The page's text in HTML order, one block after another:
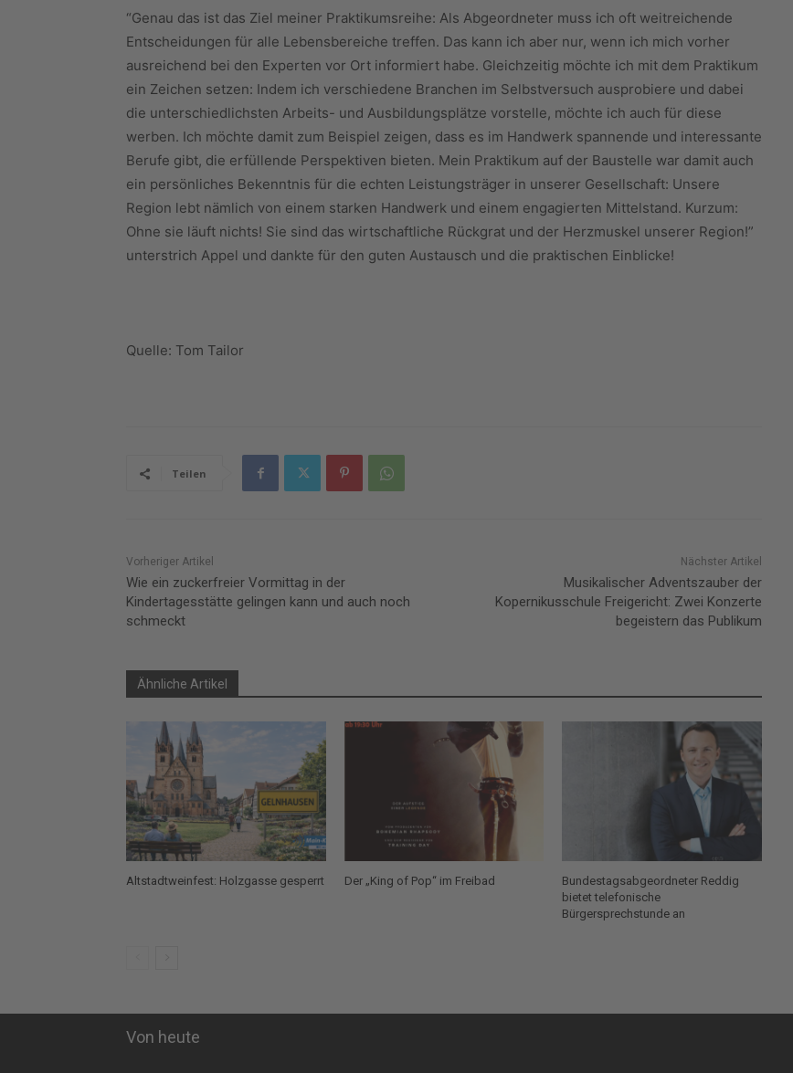
“Genau das ist das Ziel meiner Praktikumsreihe: Als Abgeordneter muss ich oft weitreichende
Entscheidungen für alle Lebensbereiche treffen. Das kann ich aber nur, wenn ich mich vorher
ausreichend bei den Experten vor Ort informiert habe. Gleichzeitig möchte ich mit dem Praktikum
ein Zeichen setzen: Indem ich verschiedene Branchen im Selbstversuch ausprobiere und dabei
die unterschiedlichsten Arbeits- und Ausbildungsplätze vorstelle, möchte ich auch für diese
werben. Ich möchte damit zum Beispiel zeigen, dass es im Handwerk spannende und interessante
Berufe gibt, die erfüllende Perspektiven bieten. Mein Praktikum auf der Baustelle war damit auch
ein persönliches Bekenntnis für die echten Leistungsträger in unserer Gesellschaft: Unsere
Region lebt nämlich von einem starken Handwerk und einem engagierten Mittelstand. Kurzum:
Ohne sie läuft nichts! Sie sind das wirtschaftliche Rückgrat und der Herzmuskel unserer Region!”
unterstrich Appel und dankte für den guten Austausch und die praktischen Einblicke!
Quelle: Tom Tailor
Teilen
Vorheriger Artikel
Wie ein zuckerfreier Vormittag in der
Kindertagesstätte gelingen kann und auch noch
schmeckt
Nächster Artikel
Musikalischer Adventszauber der
Kopernikusschule Freigericht: Zwei Konzerte
begeistern das Publikum
Ähnliche Artikel
Altstadtweinfest: Holzgasse gesperrt Der „King of Pop“ im Freibad
Bundestagsabgeordneter Reddig
bietet telefonische
Bürgersprechstunde an
Von heute